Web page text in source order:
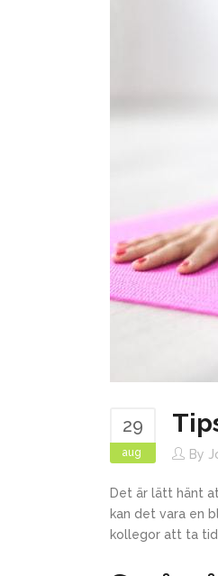
29
aug By
Det är lätt hänt
kan det vara en
kollegor att ta